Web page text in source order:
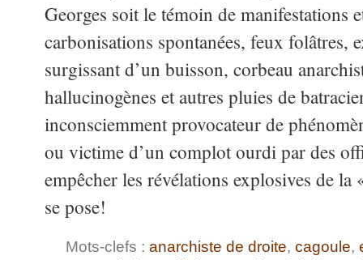
Georges soit le témoin de manifestations
carbonisations spontanées, feux folâtres,
surgissant d’un buisson, corbeau
hallucinogènes et autres pluies de
inconsciemment provocateur de
ou victime d’un complot ourdi par des
empêcher les révélations explosives de
se pose!
Mots-clefs : anarchiste de droite, cagoule,